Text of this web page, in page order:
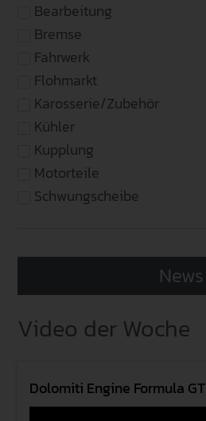
Bearbeitung
Bremse
Fahrwerk
Flohmarkt
Karosserie/Zubehör
Kühler
Kupplung
Motorteile
Schwungscheibe
News
Video der Woche
Dolomiti Engine Formula GT